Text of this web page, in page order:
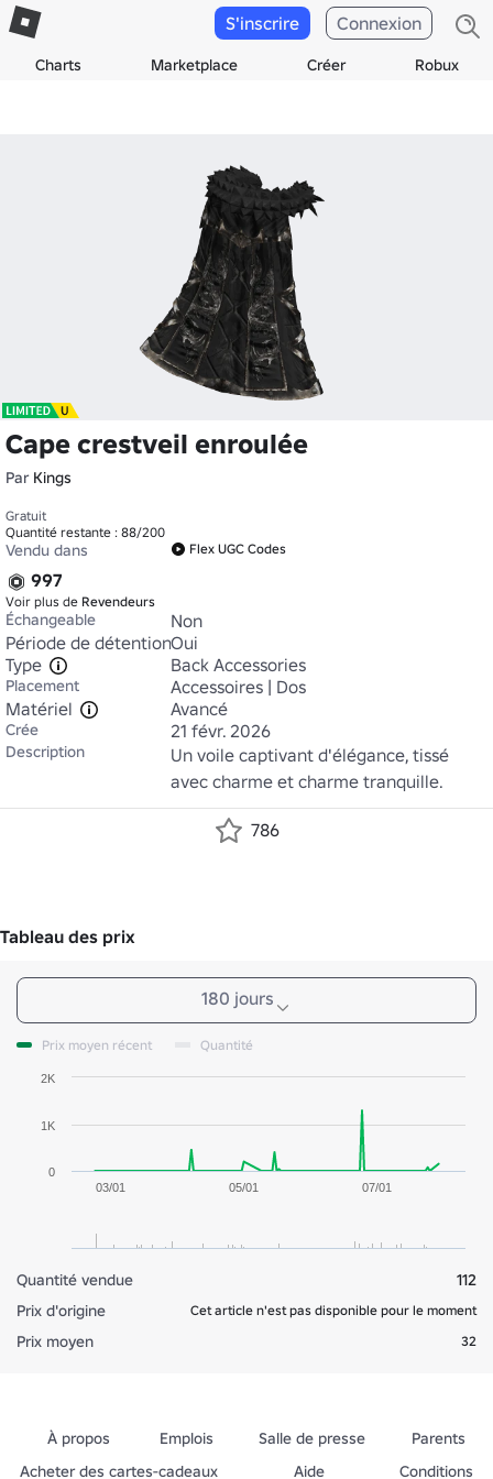
Charts Marketplace Créer Robux
S'inscrire Connexion
Cape crestveil enroulée
Par Kings
Gratuit
Quantité restante : 88/200
Vendu dans Flex UGC Codes
997
Voir plus de Revendeurs
Échangeable
Non
Période de détentionOui
Type
Back Accessories
Placement
Accessoires | Dos
Matériel
Avancé
Crée 21 févr. 2026
Description
Un voile captivant d'élégance, tissé
avec charme et charme tranquille.
786
Tableau des prix
180 jours
Prix moyen récent Quantité
03/01 05/01 07/01
0
1K
2K
Quantité vendue
112
Prix d'origine
Cet article n'est pas disponible pour le moment
Prix moyen 32
À propos Emplois Salle de presse
Parents
Acheter des cartes-cadeaux
Aide Conditions